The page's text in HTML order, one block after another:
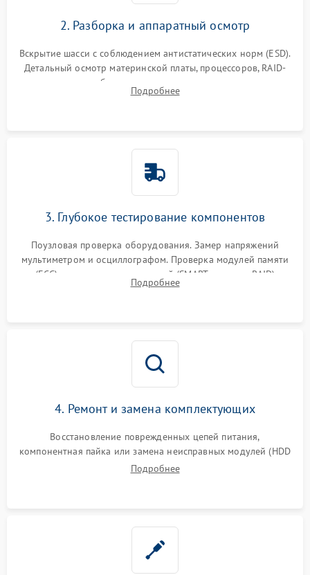
2. Разборка и аппаратный осмотр
Вскрытие шасси с соблюдением антистатических норм (ESD).
Детальный осмотр материнской платы, процессоров, RAID-
контроллеров и блоков питания на наличие термических
повреждений, прогаров или окислений.
Подробнее
3. Глубокое тестирование компонентов
Поузловая проверка оборудования. Замер напряжений
мультиметром и осциллографом. Проверка модулей памяти
(ECC) и состояния накопителей (SMART, массивы RAID)
специализированными диагностическими утилитами.
Подробнее
4. Ремонт и замена комплектующих
Восстановление поврежденных цепей питания,
компонентная пайка или замена неисправных модулей (HDD
Подробнее